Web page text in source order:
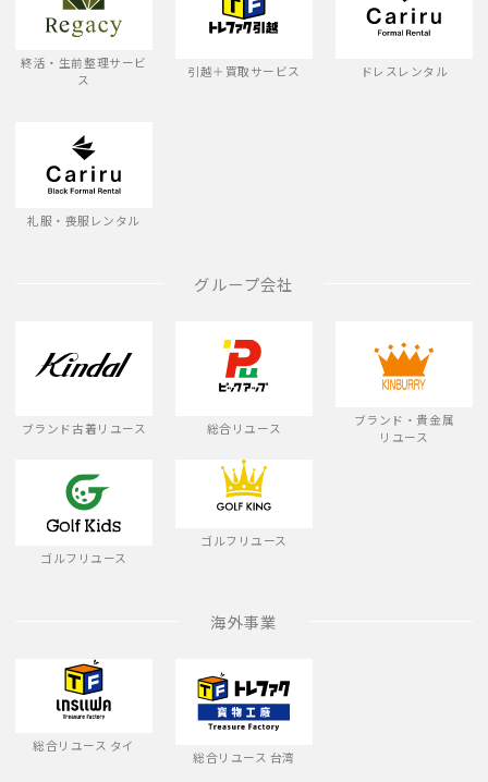
終活・生前整理サービ
ス
引越＋買取サービス ドレスレンタル
礼服・喪服レンタル
グループ会社
ブランド古着リユース 総合リユース
ブランド・貴金属
リユース
ゴルフリユース
ゴルフリユース
海外事業
総合リユース タイ
総合リユース 台湾